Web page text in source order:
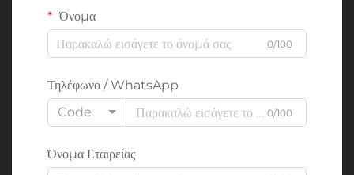
Όνομα
0/100
Τηλέφωνο / WhatsApp
Code
0/100
Όνομα Εταιρείας